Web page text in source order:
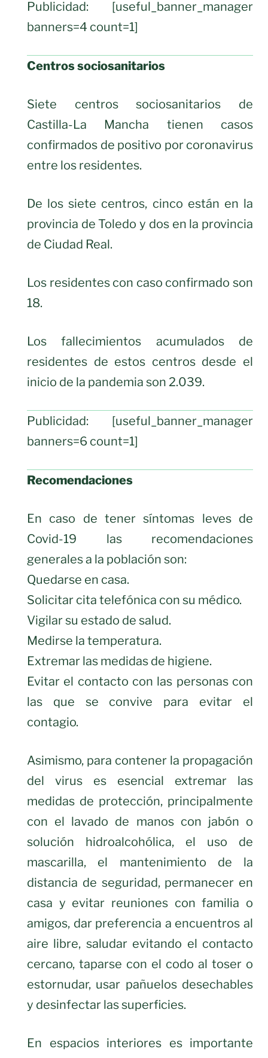
Publicidad: [useful_banner_manager
banners=4 count=1]
Centros sociosanitarios
Siete centros sociosanitarios de
Castilla-La Mancha tienen casos
confirmados de positivo por coronavirus
entre los residentes.
De los siete centros, cinco están en la
provincia de Toledo y dos en la provincia
de Ciudad Real.
Los residentes con caso confirmado son
18.
Los fallecimientos acumulados de
residentes de estos centros desde el
inicio de la pandemia son 2.039.
Publicidad: [useful_banner_manager
banners=6 count=1]
Recomendaciones
En caso de tener síntomas leves de
Covid-19 las recomendaciones
generales a la población son:
Quedarse en casa.
Solicitar cita telefónica con su médico.
Vigilar su estado de salud.
Medirse la temperatura.
Extremar las medidas de higiene.
Evitar el contacto con las personas con
las que se convive para evitar el
contagio.
Asimismo, para contener la propagación
del virus es esencial extremar las
medidas de protección, principalmente
con el lavado de manos con jabón o
solución hidroalcohólica, el uso de
mascarilla, el mantenimiento de la
distancia de seguridad, permanecer en
casa y evitar reuniones con familia o
amigos, dar preferencia a encuentros al
aire libre, saludar evitando el contacto
cercano, taparse con el codo al toser o
estornudar, usar pañuelos desechables
y desinfectar las superficies.
En espacios interiores es importante